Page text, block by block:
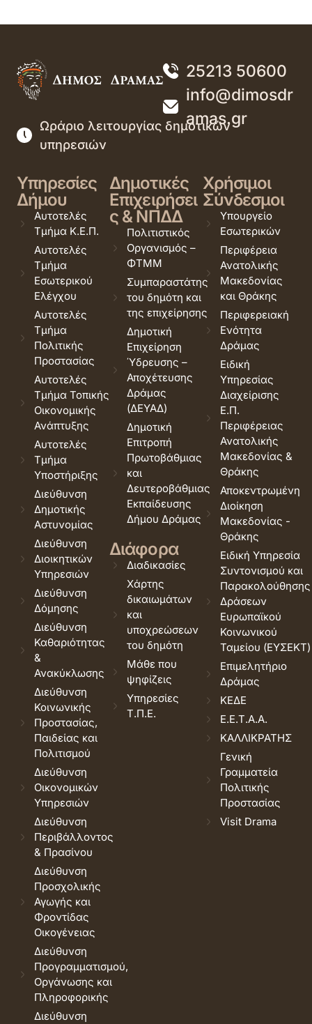
25213 50600
info@dimosdr
amas.gr
Ωράριο λειτουργίας δημοτικών
υπηρεσιών
Υπηρεσίες
Δήμου
Αυτοτελές
Τμήμα Κ.Ε.Π.
Αυτοτελές
Τμήμα
Εσωτερικού
Ελέγχου
Αυτοτελές
Τμήμα
Πολιτικής
Προστασίας
Αυτοτελές
Τμήμα Τοπικής
Οικονομικής
Ανάπτυξης
Αυτοτελές
Τμήμα
Υποστήριξης
Διεύθυνση
Δημοτικής
Αστυνομίας
Διεύθυνση
Διοικητικών
Υπηρεσιών
Διεύθυνση
Δόμησης
Διεύθυνση
Καθαριότητας
&
Ανακύκλωσης
Διεύθυνση
Κοινωνικής
Προστασίας,
Παιδείας και
Πολιτισμού
Διεύθυνση
Οικονομικών
Υπηρεσιών
Διεύθυνση
Περιβάλλοντος
& Πρασίνου
Διεύθυνση
Προσχολικής
Αγωγής και
Φροντίδας
Οικογένειας
Διεύθυνση
Προγραμματισμού,
Οργάνωσης και
Πληροφορικής
Διεύθυνση
Δημοτικές
Επιχειρήσει
ς & ΝΠΔΔ
Πολιτιστικός
Οργανισμός –
ΦΤΜΜ
Συμπαραστάτης
του δημότη και
της επιχείρησης
Δημοτική
Επιχείρηση
Ύδρευσης –
Αποχέτευσης
Δράμας
(ΔΕΥΑΔ)
Δημοτική
Επιτροπή
Πρωτοβάθμιας
και
Δευτεροβάθμιας
Εκπαίδευσης
Δήμου Δράμας
Διάφορα
Διαδικασίες
Χάρτης
δικαιωμάτων
και
υποχρεώσεων
του δημότη
Μάθε που
ψηφίζεις
Υπηρεσίες
Τ.Π.Ε.
Χρήσιμοι
Σύνδεσμοι
Υπουργείο
Εσωτερικών
Περιφέρεια
Ανατολικής
Μακεδονίας
και Θράκης
Περιφερειακή
Ενότητα
Δράμας
Ειδική
Υπηρεσίας
Διαχείρισης
Ε.Π.
Περιφέρειας
Ανατολικής
Μακεδονίας &
Θράκης
Αποκεντρωμένη
Διοίκηση
Μακεδονίας -
Θράκης
Ειδική Υπηρεσία
Συντονισμού και
Παρακολούθησης
Δράσεων
Ευρωπαϊκού
Κοινωνικού
Ταμείου (ΕΥΣΕΚΤ)
Επιμελητήριο
Δράμας
ΚΕΔΕ
Ε.Ε.Τ.Α.Α.
ΚΑΛΛΙΚΡΑΤΗΣ
Γενική
Γραμματεία
Πολιτικής
Προστασίας
Visit Drama